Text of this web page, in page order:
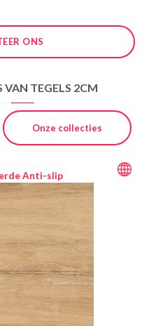
ONS
VAN TEGELS 2CM
Onze collecties
Anti-slip